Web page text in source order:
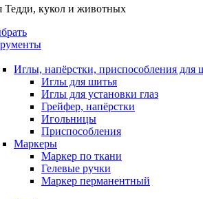
Тедди, кукол и животных
Иглы, напёрстки, приспособления для
Иглы для шитья
Иглы для установки глаз
Грейфер, напёрстки
Игольницы
Приспособления
Маркеры
Маркер по ткани
Гелевые ручки
Маркер перманентный